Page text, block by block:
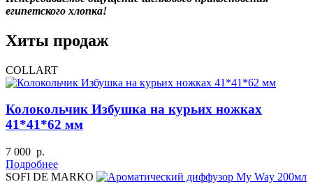
египетского хлопка!
Хиты продаж
COLLART
Колокольчик Избушка на курьих ножках
41*41*62 мм
7 000 р.
Подробнее
SOFI DE MARKO